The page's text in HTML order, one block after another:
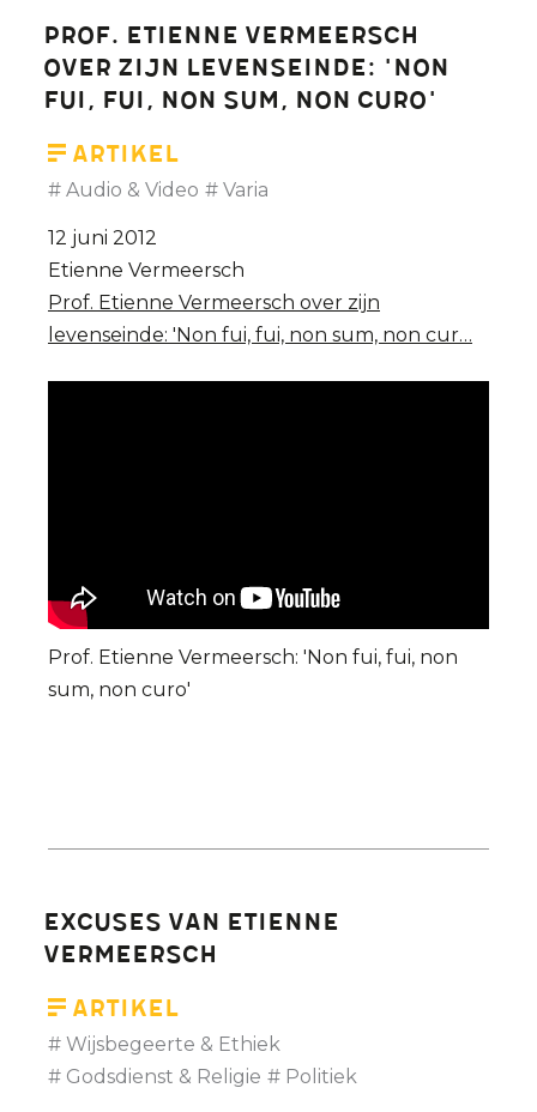
Jurgen
Ceder
(VB)
naar
N-
mij
heeft
geschokt'
Prof. Etienne Vermeersch
over zijn levenseinde: 'Non
fui, fui, non sum, non curo'
Artikel
Audio & Video Varia
12 juni 2012
Etienne Vermeersch
Prof. Etienne Vermeersch over zijn
levenseinde: 'Non fui, fui, non sum, non cur…
Prof. Etienne Vermeersch: 'Non fui, fui, non
sum, non curo'
Excuses van Etienne
Vermeersch
Artikel
Wijsbegeerte & Ethiek
Godsdienst & Religie
Politiek